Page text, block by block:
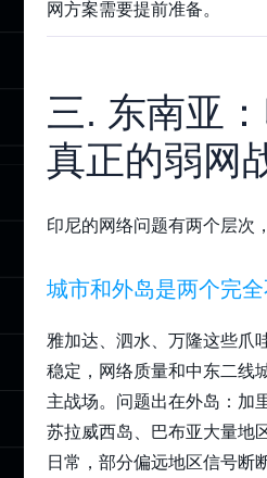
网方案需要提前准备。
三. 东南亚
真正的弱网
印尼的网络问题有两个层次
城市和外岛是两个完
雅加达、泗水、万隆这些爪
稳定，网络质量和中东二线
主战场。问题出在外岛：加
苏拉威西岛、巴布亚大量地
日常，部分偏远地区信号断